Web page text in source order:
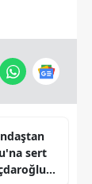
sert